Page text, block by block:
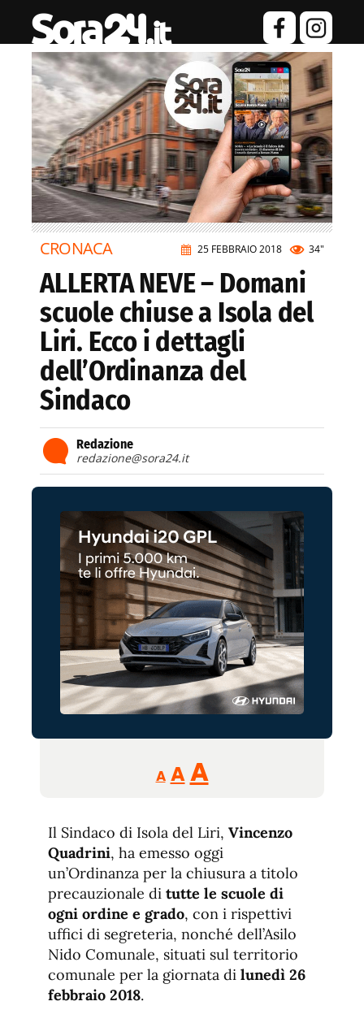
25 FEBBRAIO 2018 34"
CRONACA
ALLERTA NEVE – Domani
scuole chiuse a Isola del
Liri. Ecco i dettagli
dell’Ordinanza del
Sindaco
Redazione
redazione@sora24.it
A
Reducir
tamaño
A Restablecer
de
fuente
AAumentar
de
fuente.
Il Sindaco di Isola del Liri, Vincenzo
Quadrini, ha emesso oggi
un’Ordinanza per la chiusura a titolo
precauzionale di tutte le scuole di
ogni ordine e grado, con i rispettivi
uffici di segreteria, nonché dell’Asilo
Nido Comunale, situati sul territorio
comunale per la giornata di lunedì 26
febbraio 2018.